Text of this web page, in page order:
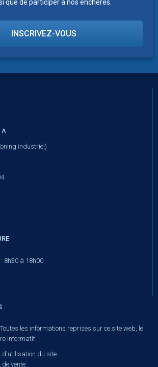
que de participer à nos enchères.
INSCRIVEZ-VOUS
industriel)
8h30 à 18h00
les informations reprises sur ce site web, le
informatif.
d'utilisation du site
vente